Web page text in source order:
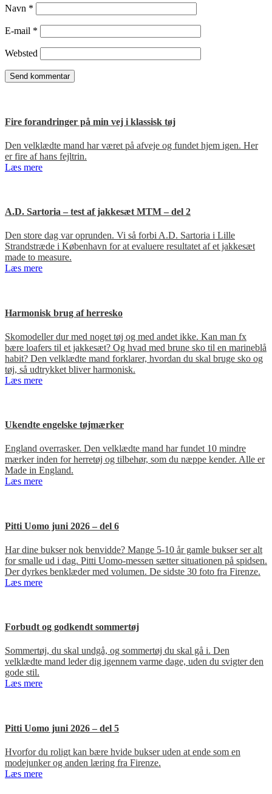
Navn *
E-mail *
Websted
Fire forandringer på min vej i klassisk tøj
Den velklædte mand har været på afveje og fundet hjem igen. Her
er fire af hans fejltrin.
Læs mere
A.D. Sartoria – test af jakkesæt MTM – del 2
Den store dag var oprunden. Vi så forbi A.D. Sartoria i Lille
Strandstræde i København for at evaluere resultatet af et jakkesæt
made to measure.
Læs mere
Harmonisk brug af herresko
Skomodeller dur med noget tøj og med andet ikke. Kan man fx
bære loafers til et jakkesæt? Og hvad med brune sko til en marineblå
habit? Den velklædte mand forklarer, hvordan du skal bruge sko og
tøj, så udtrykket bliver harmonisk.
Læs mere
Ukendte engelske tøjmærker
England overrasker. Den velklædte mand har fundet 10 mindre
mærker inden for herretøj og tilbehør, som du næppe kender. Alle er
Made in England.
Læs mere
Pitti Uomo juni 2026 – del 6
Har dine bukser nok benvidde? Mange 5-10 år gamle bukser ser alt
for smalle ud i dag. Pitti Uomo-messen sætter situationen på spidsen.
Der dyrkes benklæder med volumen. De sidste 30 foto fra Firenze.
Læs mere
Forbudt og godkendt sommertøj
Sommertøj, du skal undgå, og sommertøj du skal gå i. Den
velklædte mand leder dig igennem varme dage, uden du svigter den
gode stil.
Læs mere
Pitti Uomo juni 2026 – del 5
Hvorfor du roligt kan bære hvide bukser uden at ende som en
modejunker og anden læring fra Firenze.
Læs mere